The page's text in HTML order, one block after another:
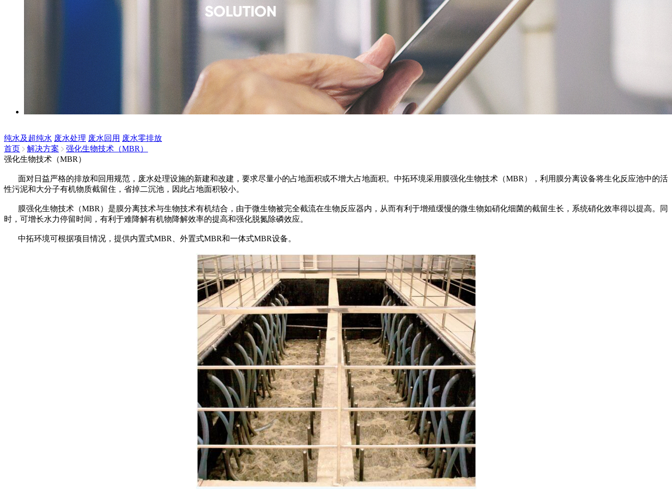
纯水及超纯水 废水处理 废水回用 废水零排放
首页
解决方案
强化生物技术（MBR）
强化生物技术（MBR）
面对日益严格的排放和回用规范，废水处理设施的新建和改建，要求尽量小的占地面积或不增大占地面积。中拓环境采用膜强化生物技术（MBR），利用膜分离设备将生化反应池中的活
性污泥和大分子有机物质截留住，省掉二沉池，因此占地面积较小。
膜强化生物技术（MBR）是膜分离技术与生物技术有机结合，由于微生物被完全截流在生物反应器内，从而有利于增殖缓慢的微生物如硝化细菌的截留生长，系统硝化效率得以提高。同
时，可增长水力停留时间，有利于难降解有机物降解效率的提高和强化脱氮除磷效应。
中拓环境可根据项目情况，提供内置式MBR、外置式MBR和一体式MBR设备。